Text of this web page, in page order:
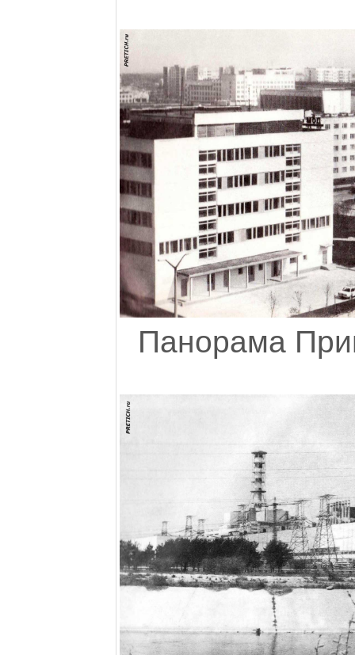
Панорама